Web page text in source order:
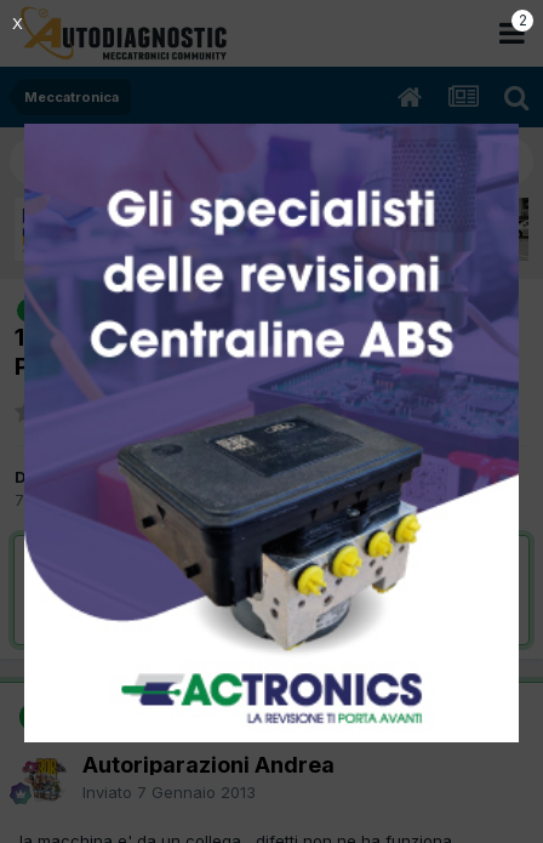
Meccatronica
risolto
[thesis 04/2004 3179cc 841L000
169Kw Bifuel B/Gpl] spia motore accesa
P1688
Da Autoriparazioni Andrea
7 Gennaio 2013 inMeccatronica
VAI ALLA SOLUZIONE
Risolta da Autoriparazioni Andrea,7 Gennaio 2013
Autoriparazioni Andrea
Inviato 7 Gennaio 2013
1
X